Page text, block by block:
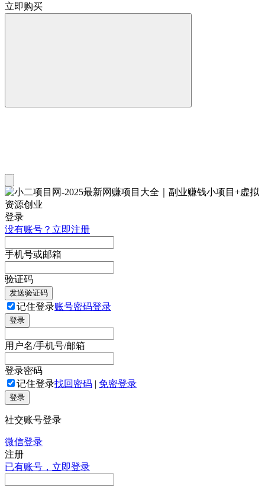
立即购买
登录
没有账号？立即注册
手机号或邮箱
验证码
发送验证码
记住登录账号密码登录
登录
用户名/手机号/邮箱
登录密码
记住登录找回密码 | 免密登录
登录
社交账号登录
微信登录
注册
已有账号，立即登录